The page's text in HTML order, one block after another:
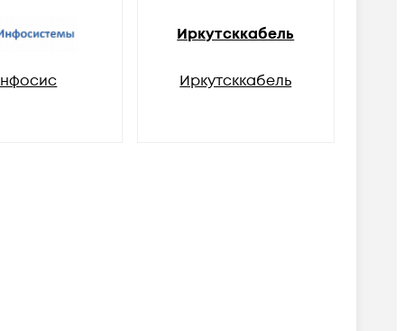
Иркутсккабель
Иркутсккабель